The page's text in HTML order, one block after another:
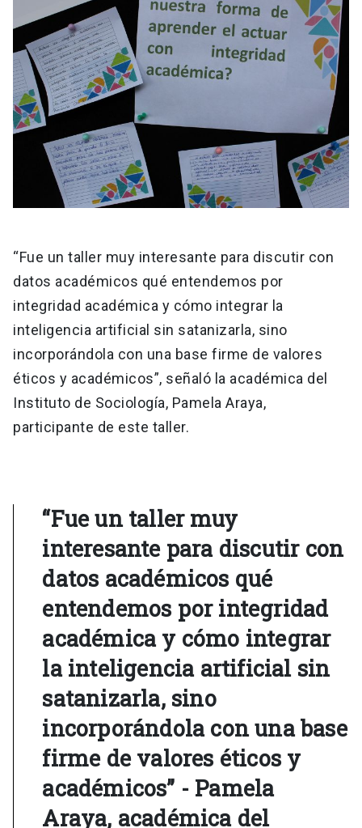
“Fue un taller muy interesante para discutir con
datos académicos qué entendemos por
integridad académica y cómo integrar la
inteligencia artificial sin satanizarla, sino
incorporándola con una base firme de valores
éticos y académicos”, señaló la académica del
Instituto de Sociología, Pamela Araya,
participante de este taller.
“Fue un taller muy
interesante para discutir con
datos académicos qué
entendemos por integridad
académica y cómo integrar
la inteligencia artificial sin
satanizarla, sino
incorporándola con una base
firme de valores éticos y
académicos” - Pamela
Araya, académica del